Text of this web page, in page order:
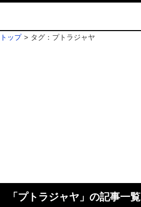
トップ タグ：プトラジャヤ
「 プトラジャヤ 」の記事一覧